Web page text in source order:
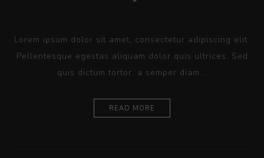
Lorem ipsum dolor sit amet, consectetur adipiscing elit.
Pellentesque egestas aliquam dolor quis ultrices. Sed
quis dictum tortor, a semper diam...
READ MORE